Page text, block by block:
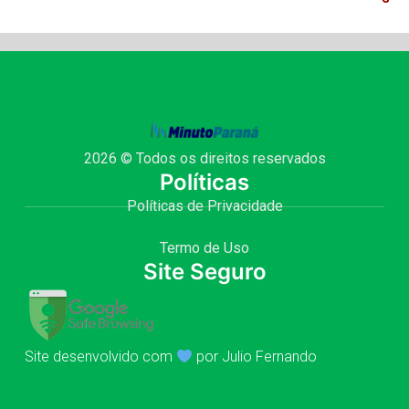
2026 © Todos os direitos reservados
Políticas
Políticas de Privacidade
Termo de Uso
Site Seguro
Site desenvolvido com por Julio Fernando